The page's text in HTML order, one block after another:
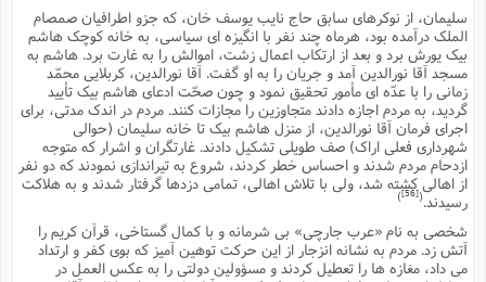
سلیمان، از نوکرهاى سابق حاج نایب یوسف خان، که جزو اطرافیان صمصام
الملک درآمده بود، هرماه چند نفر با انگیزه اى سیاسى، به خانه کوچک هاشم
بیک یورش برد و بعد از ارتکاب اعمال زشت، اموالش را به غارت برد. هاشم به
مسجد آقا نورالدین آمد و جریان را به او گفت. آقا نورالدین، کربلایى محمّد
زمانى را با عدّه اى مأمور تحقیق نمود و چون صحّت ادعاى هاشم بیک تأیید
گردید، به مردم اجازه دادند متجاوزین را مجازات کنند. مردم در اندک مدتى، براى
اجراى فرمان آقا نورالدین، از منزل هاشم بیک تا خانه سلیمان (حوالى
شهردارى فعلى اراک) صف طویلى تشکیل دادند. غارتگران و اشرار که متوجه
ازدحام مردم شدند و احساس خطر کردند، شروع به تیراندازى نمودند که دو نفر
از اهالى کشته شد، ولى با تلاش اهالى، تمامى دزدها گرفتار شدند و به هلاکت
رسیدند.(
[56]
)
شخصى به نام «عرب جارچى» بى شرمانه و با کمال گستاخى، قرآن کریم را
آتش زد. مردم به نشانه انزجار از این حرکت توهین آمیز که بوى کفر و ارتداد
مى داد، مغازه ها را تعطیل کردند و مسؤولین دولتى را به عکس العمل در